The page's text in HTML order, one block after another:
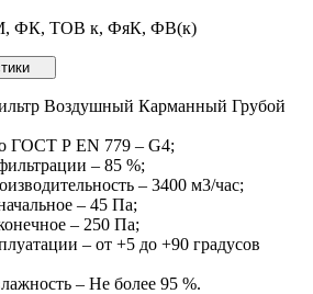
ФК, ТОВ к, ФяК, ФВ(к)
Воздушный Карманный Грубой
ГОСТ Р EN 779 – G4;
– 85 %;
– 3400 м3/час;
– 45 Па;
– 250 Па;
– от +5 до +90 градусов
– Не более 95 %.